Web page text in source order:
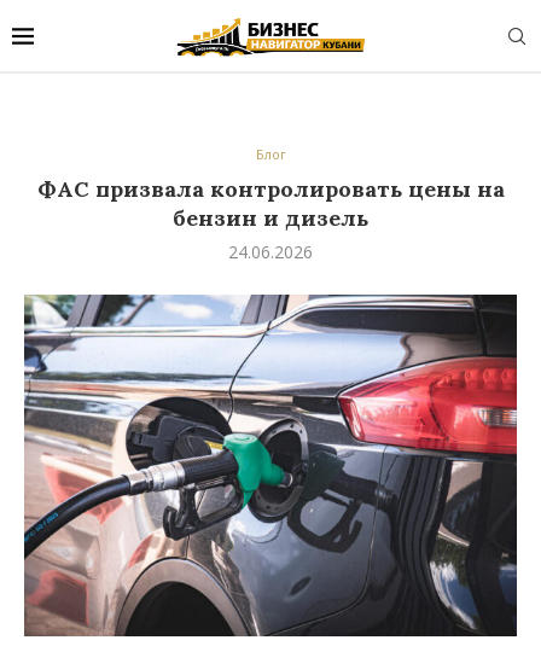
Блог
ФАС призвала контролировать цены на
бензин и дизель
24.06.2026